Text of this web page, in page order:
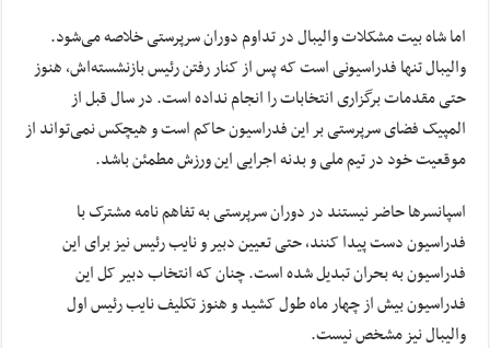
اما شاه بیت مشکلات والیبال در تداوم دوران سرپرستی خلاصه می‌شود.
والیبال تنها فدراسیونی است که پس از کنار رفتن رئیس بازنشسته‌اش، هنوز
حتی مقدمات برگزاری انتخابات را انجام نداده است. در سال قبل از
المپیک فضای سرپرستی بر این فدراسیون حاکم است و هیچکس نمی‌تواند از
موقعیت خود در تیم ملی و بدنه اجرایی این ورزش مطمئن باشد.
اسپانسرها حاضر نیستند در دوران سرپرستی به تفاهم نامه مشترک با
فدراسیون دست پیدا کنند، حتی تعیین دبیر و نایب رئیس نیز برای این
فدراسیون به بحران تبدیل شده است. چنان که انتخاب دبیر کل این
فدراسیون بیش از چهار ماه طول کشید و هنوز تکلیف نایب رئیس اول
والیبال نیز مشخص نیست.